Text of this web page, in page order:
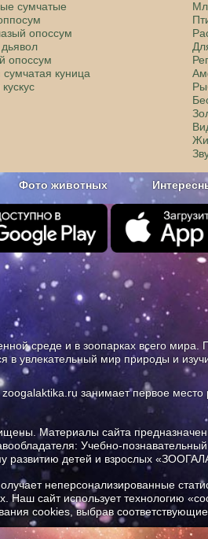
сумчатые
опоссум
опоссум
сумчатая куница
Фото животных
Бесплатно и без рекламы
среде и в зоопарках всего
в увлекательный мир природы и
занимает первое место
Материалы сайта
Учебно-познавательный
развитию детей и взрослых
неперсонализированные
Наш сайт использует технологию
cookies, выбрав